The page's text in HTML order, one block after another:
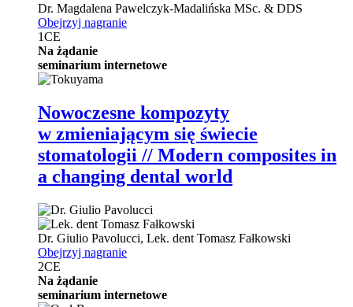
Dr. Magdalena Pawelczyk-Madalińska MSc. & DDS
Obejrzyj nagranie
1CE
Na żądanie
seminarium internetowe
Nowoczesne kompozyty
w zmieniającym się świecie
stomatologii // Modern composites in
a changing dental world
Dr. Giulio Pavolucci, Lek. dent Tomasz Fałkowski
Obejrzyj nagranie
2CE
Na żądanie
seminarium internetowe